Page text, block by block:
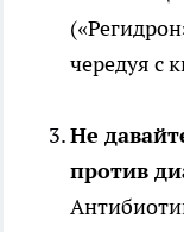
чередуя с
Не
против